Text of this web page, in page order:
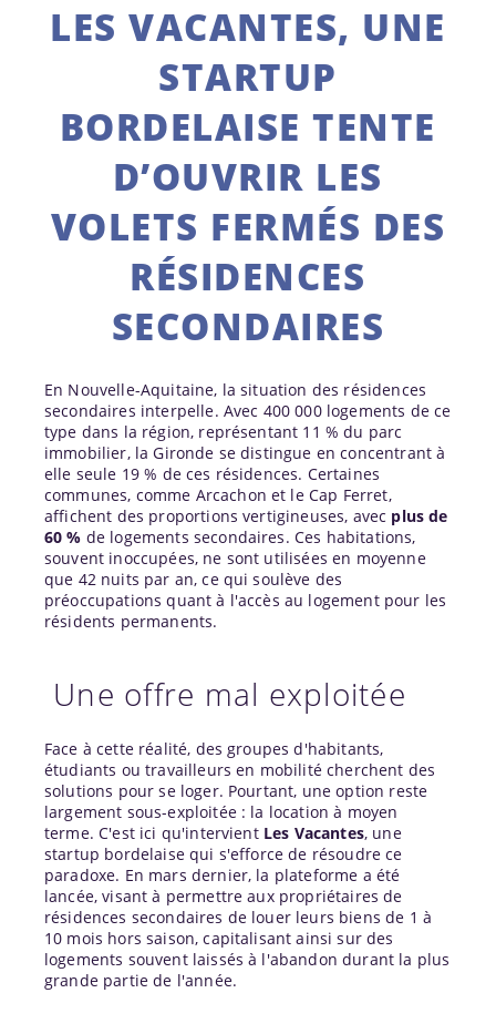
LES VACANTES, UNE
STARTUP
BORDELAISE TENTE
D’OUVRIR LES
VOLETS FERMÉS DES
RÉSIDENCES
SECONDAIRES
En Nouvelle-Aquitaine, la situation des résidences
secondaires interpelle. Avec 400 000 logements de ce
type dans la région, représentant 11 % du parc
immobilier, la Gironde se distingue en concentrant à
elle seule 19 % de ces résidences. Certaines
communes, comme Arcachon et le Cap Ferret,
affichent des proportions vertigineuses, avec plus de
60 % de logements secondaires. Ces habitations,
souvent inoccupées, ne sont utilisées en moyenne
que 42 nuits par an, ce qui soulève des
préoccupations quant à l'accès au logement pour les
résidents permanents.
Une offre mal exploitée
Face à cette réalité, des groupes d'habitants,
étudiants ou travailleurs en mobilité cherchent des
solutions pour se loger. Pourtant, une option reste
largement sous-exploitée : la location à moyen
terme. C'est ici qu'intervient Les Vacantes, une
startup bordelaise qui s'efforce de résoudre ce
paradoxe. En mars dernier, la plateforme a été
lancée, visant à permettre aux propriétaires de
résidences secondaires de louer leurs biens de 1 à
10 mois hors saison, capitalisant ainsi sur des
logements souvent laissés à l'abandon durant la plus
grande partie de l'année.